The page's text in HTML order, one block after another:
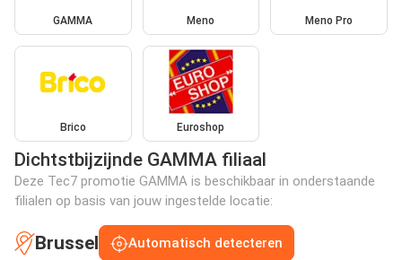
GAMMA Meno Meno Pro
Brico Euroshop
Dichtstbijzijnde GAMMA filiaal
Deze Tec7 promotie GAMMA is beschikbaar in onderstaande
filialen op basis van jouw ingestelde locatie:
Brussel Automatisch detecteren